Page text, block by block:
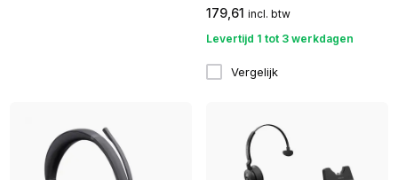
179,61 incl. btw
Levertijd 1 tot 3 werkdagen
Vergelijk